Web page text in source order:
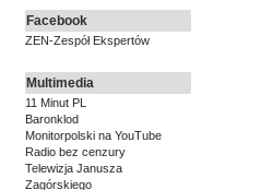
Facebook
ZEN-Zespół Ekspertów
Multimedia
11 Minut PL
Baronklod
Monitorpolski na YouTube
Radio bez cenzury
Telewizja Janusza
Zagórskiego